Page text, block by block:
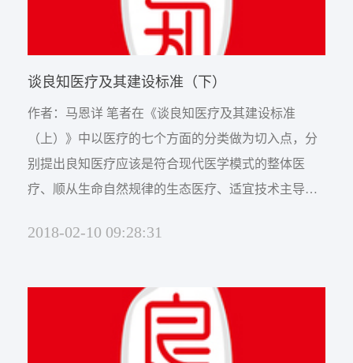
谈良知医疗及其建设标准（下）
作者：马恩详 笔者在《谈良知医疗及其建设标准
（上）》中以医疗的七个方面的分类做为切入点，分
别提出良知医疗应该是符合现代医学模式的整体医
疗、顺从生命自然规律的生态医疗、适宜技术主导下
4既坚持传承又持续创新的新兴医疗 由于人道主义的
垄断与封锁的桎梏，而成就了医疗科技是世界发展最
为快速的领域之一。在这...
2018-02-10 09:28:31